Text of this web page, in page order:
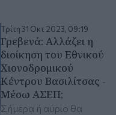
Τρίτη 31 Οκτ 2023, 09:19
Γρεβενά: Αλλάζει η
διοίκηση του Εθνικού
Χιονοδρομικού
Κέντρου Βασιλίτσας -
Mέσω ΑΣΕΠ;
Σήμερα ή αύριο θα